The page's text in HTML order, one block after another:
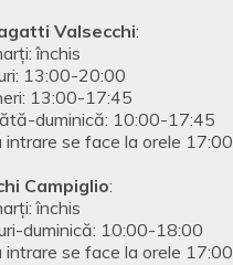
Valsecchi:
închis
13:00-20:00
13:00-17:45
duminică: 10:00-17:45
intrare se face la orele 17:00
Campiglio:
închis
duminică: 10:00-18:00
intrare se face la orele 17:00